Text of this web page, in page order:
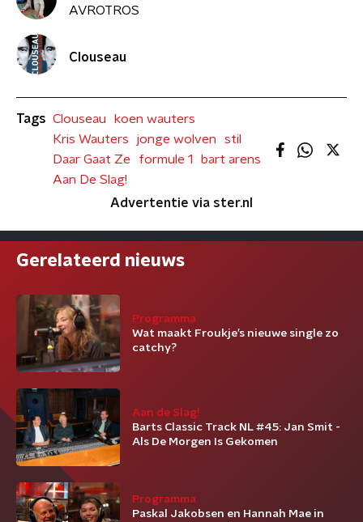
AVROTROS
Clouseau
Tags Clouseau
koen wauters
Kris Wauters
jonge wolven
stil
Daar Gaat Ze
formule 1
bart arens
Aan De Slag!
Advertentie via ster.nl
Gerelateerd nieuws
Programma
Wat maakt Froukje’s nieuwe single zo
catchy?
Aan de Slag!
Barts Classic Track NL #45: Jan Smit -
Als De Morgen Is Gekomen
Programma
Paskal Jakobsen en Hannah Mae in